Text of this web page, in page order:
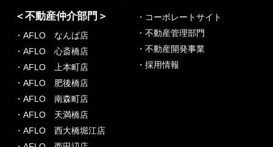
＜不動産仲介部門＞
・AFLO なんば店
・AFLO 心斎橋店
・AFLO 上本町店
・AFLO 肥後橋店
・AFLO 南森町店
・AFLO 天満橋店
・AFLO 西大橋堀江店
・コーポレートサイト
・不動産管理部門
・不動産開発事業
・採用情報